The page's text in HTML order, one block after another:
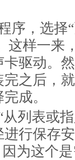
序，选择
样一来
驱动。
之后，
成。
列表或
行保存
为这个